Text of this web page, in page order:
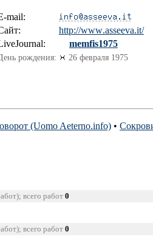
mail:
http://www.asseeva.it/
memfis1975
рождения: 26 февраля 1975
(Uomo Aeterno.info) •
всего работ 0
всего работ 0